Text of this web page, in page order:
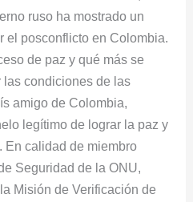
ruso ha mostrado un
el posconflicto en Colombia.
de paz y qué más se
las condiciones de las
amigo de Colombia,
legítimo de lograr la paz y
calidad de miembro
Seguridad de la ONU,
Misión de Verificación de